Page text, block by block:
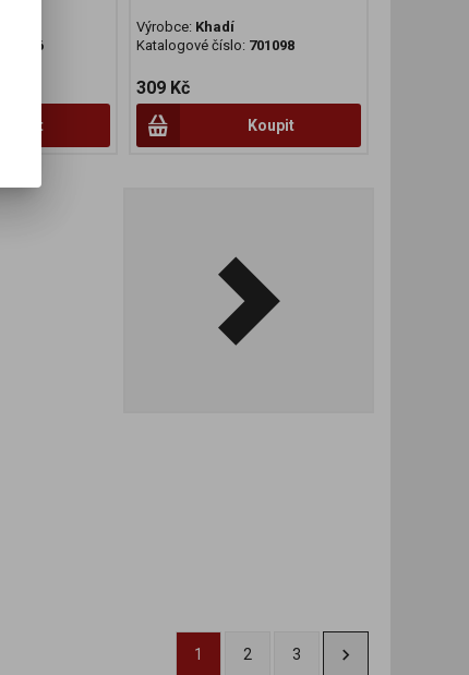
701096
Koupit
Výrobce: Khadí
Katalogové číslo: 701098
309 Kč
Koupit
1 2 3